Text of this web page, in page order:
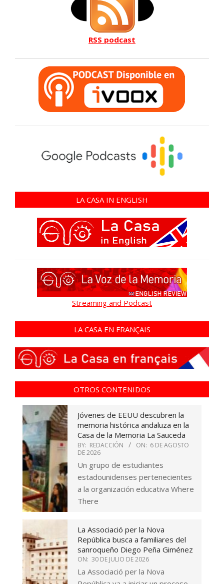
RSS podcast
LA CASA IN ENGLISH
Streaming and Podcast
LA CASA EN FRANÇAIS
OTROS CONTENIDOS
Jóvenes de EEUU descubren la
memoria histórica andaluza en la
Casa de la Memoria La Sauceda
BY: REDACCIÓN ON: 6 DE AGOSTO
DE 2026
Un grupo de estudiantes
estadounidenses pertenecientes
a la organización educativa Where
There
La Associació per la Nova
República busca a familiares del
sanroqueño Diego Peña Giménez
ON: 30 DE JULIO DE 2026
La Associació per la Nova